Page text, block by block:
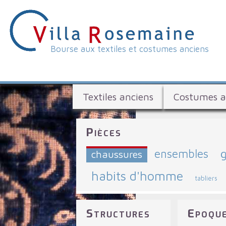
l
l
a
R
o
s
Bourse aux textiles et costumes anciens
o
u
r
s
e
a
u
x
Textiles anciens Costumes
Pièces
chaussures ensembles
habits d'homme tabliers
Structures